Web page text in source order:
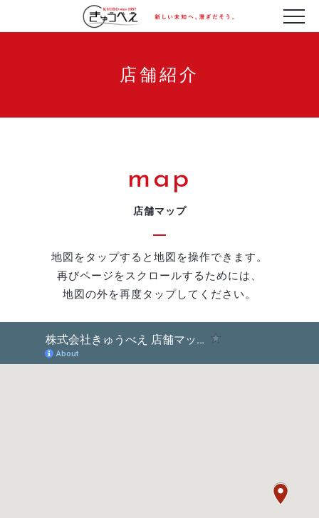
店舗紹介
map
店舗マップ
地図をタップすると地図を操作できます。
再びページをスクロールするためには、
地図の外を再度タップしてください。